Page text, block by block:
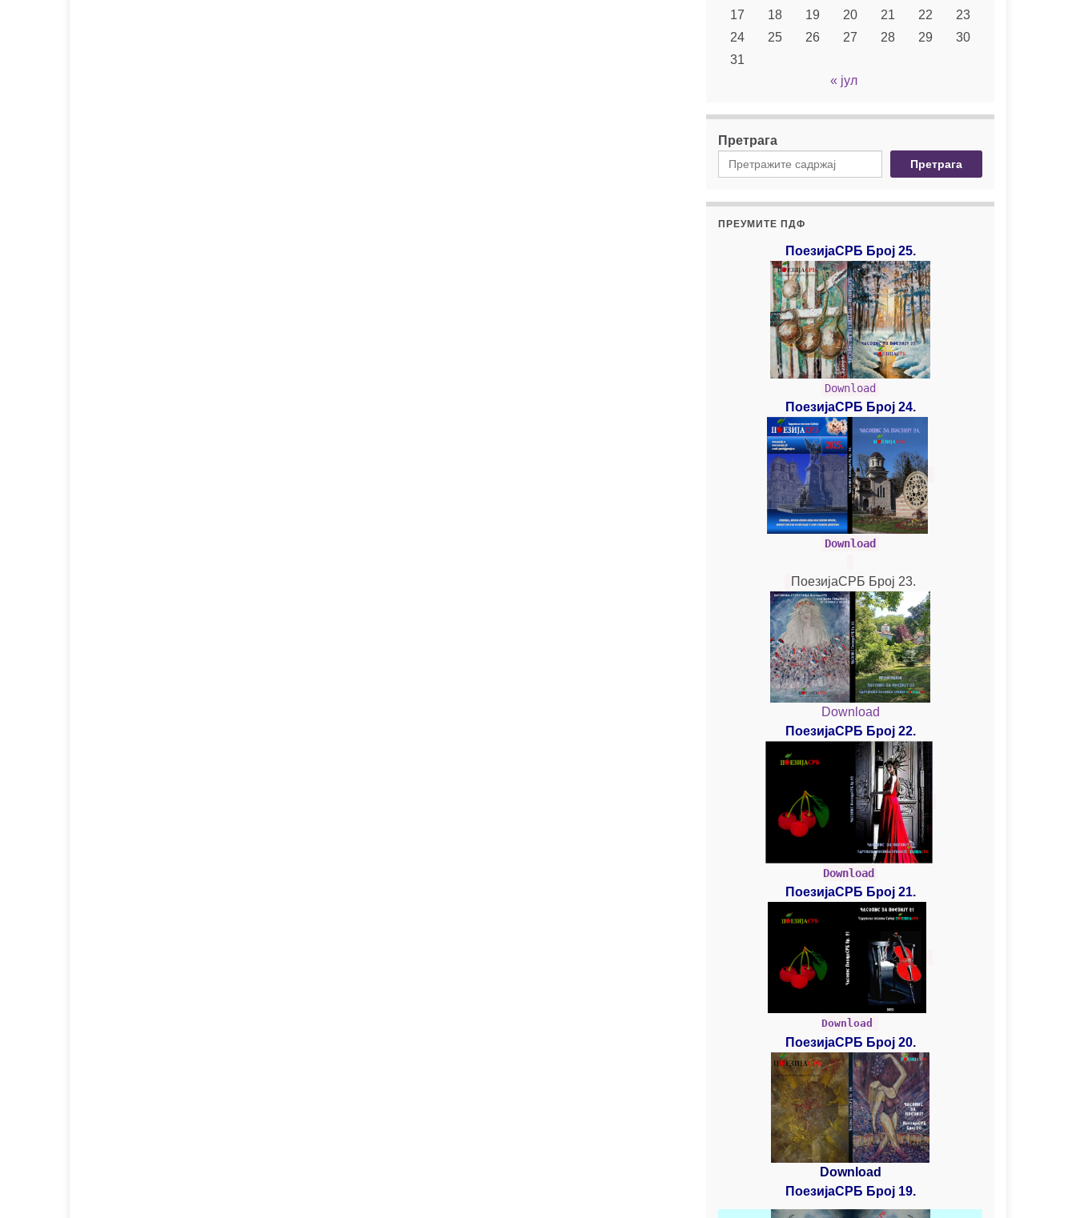
17
18 19 20 21 22
23
24
25 26 27 28 29
30
31
« јул
Претрага
Претрага
ПРЕУМИТЕ ПДФ
ПоезијаСРБ Број 25.
Download
ПоезијаСРБ Број 24.
Download
ПоезијаСРБ Број 23.
Download
ПоезијаСРБ Број 22.
Download
ПоезијаСРБ Број 21.
Download
ПоезијаСРБ Број 20.
Download
ПоезијаСРБ Број 19.